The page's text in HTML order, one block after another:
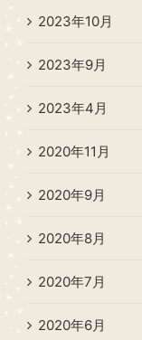
2023年10月
2023年9月
2023年4月
2020年11月
2020年9月
2020年8月
2020年7月
2020年6月